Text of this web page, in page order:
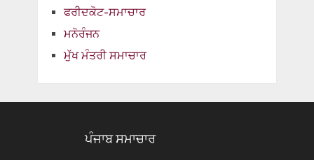
ਫਰੀਦਕੋਟ-ਸਮਾਚਾਰ
ਮਨੋਰੰਜਨ
ਮੁੱਖ ਮੰਤਰੀ ਸਮਾਚਾਰ
ਪੰਜਾਬ ਸਮਾਚਾਰ